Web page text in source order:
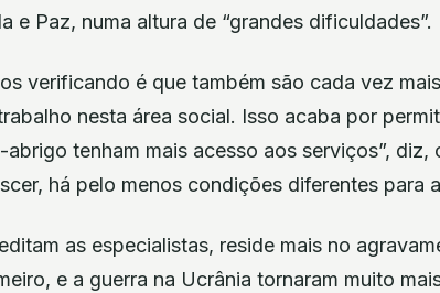
e Paz, numa altura de “grandes dificuldades”.
verificando é que também são cada vez
nesta área social. Isso acaba por
tenham mais acesso aos serviços”,
há pelo menos condições diferentes para
as especialistas, reside mais no
e a guerra na Ucrânia tornaram muito